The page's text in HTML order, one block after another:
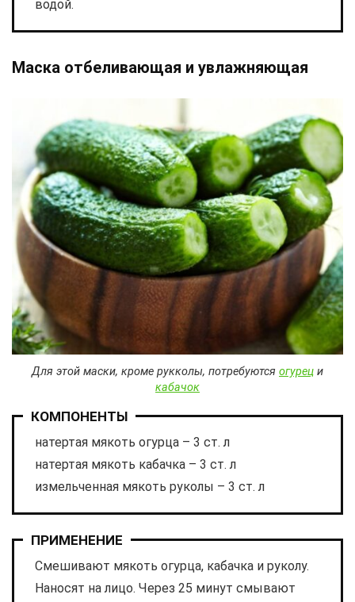
водой.
Маска отбеливающая и увлажняющая
Для этой маски, кроме рукколы, потребуются огурец и
кабачок
КОМПОНЕНТЫ
натертая мякоть огурца – 3 ст. л
натертая мякоть кабачка – 3 ст. л
измельченная мякоть руколы – 3 ст. л
ПРИМЕНЕНИЕ
Смешивают мякоть огурца, кабачка и руколу.
Наносят на лицо. Через 25 минут смывают